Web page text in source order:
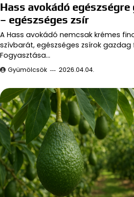
Hass avokádó
– egészséges zsír
A Hass avokádó nemcsak krémes
szívbarát, egészséges zsírok gazdag
Fogyasztása…
Gyümölcsök 2026.04.04.